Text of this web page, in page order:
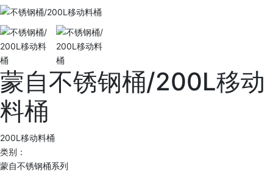
蒙自不锈钢桶/200L移动
料桶
200L移动料桶
类别：
蒙自不锈钢桶系列